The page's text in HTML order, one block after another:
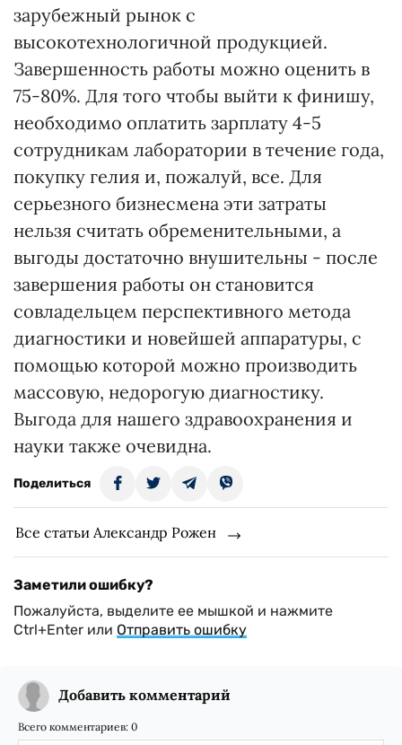
зарубежный рынок с
высокотехнологичной продукцией.
Завершенность работы можно оценить в
75-80%. Для того чтобы выйти к финишу,
необходимо оплатить зарплату 4-5
сотрудникам лаборатории в течение года,
покупку гелия и, пожалуй, все. Для
серьезного бизнесмена эти затраты
нельзя считать обременительными, а
выгоды достаточно внушительны - после
завершения работы он становится
совладельцем перспективного метода
диагностики и новейшей аппаратуры, с
помощью которой можно производить
массовую, недорогую диагностику.
Выгода для нашего здравоохранения и
науки также очевидна.
Поделиться
Все статьи Александр Рожен
Заметили ошибку?
Пожалуйста, выделите ее мышкой и нажмите
Ctrl+Enter или Отправить ошибку
Добавить комментарий
Всего комментариев: 0